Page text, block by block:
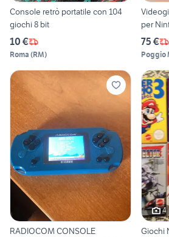
Console retrò portatile con 104
giochi 8 bit
10 €
Roma (RM)
per
75 €
Poggio
RADIOCOM CONSOLE
4
Giochi